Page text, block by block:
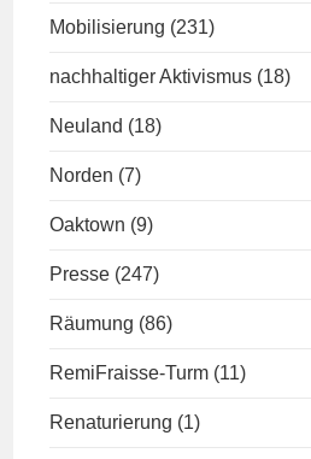
Mobilisierung (231)
nachhaltiger Aktivismus (18)
Neuland (18)
Norden (7)
Oaktown (9)
Presse (247)
Räumung (86)
RemiFraisse-Turm (11)
Renaturierung (1)